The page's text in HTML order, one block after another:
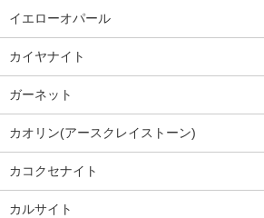
イエローオパール
カイヤナイト
ガーネット
カオリン(アースクレイストーン)
カコクセナイト
カルサイト